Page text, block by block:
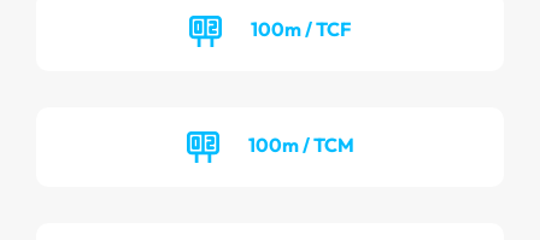
100m / TCF
100m / TCM